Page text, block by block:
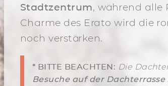
Stadtzentrum, während
Charme des Erato wird die
noch verstärken.
* BITTE BEACHTEN: Die
Besuche auf der